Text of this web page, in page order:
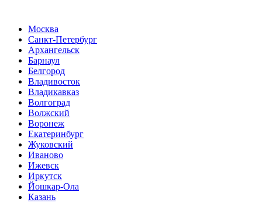
Москва
Санкт-Петербург
Архангельск
Барнаул
Белгород
Владивосток
Владикавказ
Волгоград
Волжский
Воронеж
Екатеринбург
Жуковский
Иваново
Ижевск
Иркутск
Йошкар-Ола
Казань